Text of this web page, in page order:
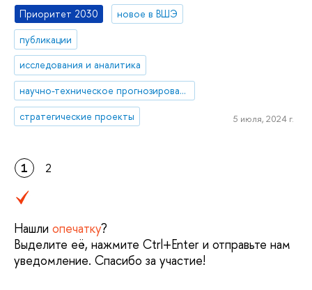
Приоритет 2030
новое в ВШЭ
публикации
исследования и аналитика
научно-техническое прогнозирование
стратегические проекты
5 июля, 2024 г.
1 2
Нашли опечатку?
Выделите её, нажмите Ctrl+Enter и отправьте нам
уведомление. Спасибо за участие!